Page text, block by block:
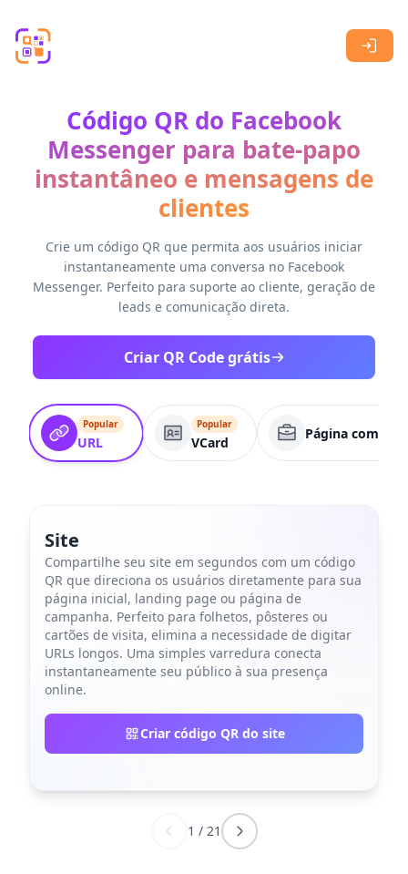
Código QR do Facebook
Messenger para bate-papo
instantâneo e mensagens de
clientes
Crie um código QR que permita aos usuários iniciar
instantaneamente uma conversa no Facebook
Messenger. Perfeito para suporte ao cliente, geração de
leads e comunicação direta.
Criar QR Code grátis
Popular
URL
Popular
VCard
Página
Site
Compartilhe seu site em segundos com um código
QR que direciona os usuários diretamente para sua
página inicial, landing page ou página de
campanha. Perfeito para folhetos, pôsteres ou
cartões de visita, elimina a necessidade de digitar
URLs longos. Uma simples varredura conecta
instantaneamente seu público à sua presença
online.
Criar código QR do site
1 / 21